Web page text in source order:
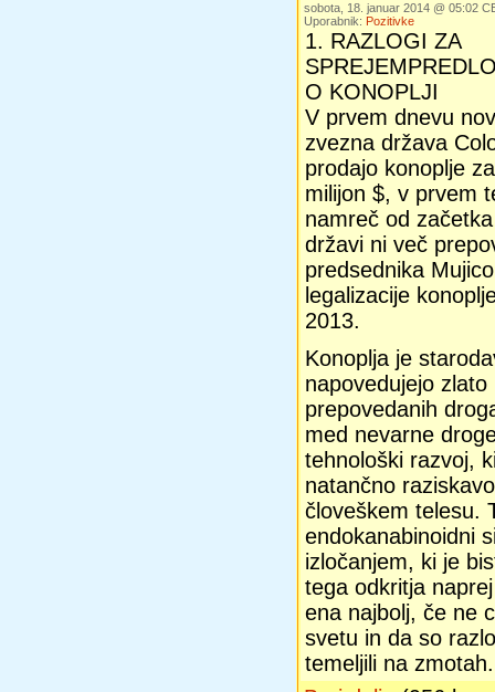
sobota, 18. januar 2014 @ 05:02
Uporabnik: Pozitivke
1. RAZLOGI ZA
SPREJEM
O KONOPLJI
V prvem dnevu
zvezna država
prodajo konoplje
milijon $, v prvem
namreč od
državi ni več
predsednika
legalizacije
2013.
Konoplja je
napovedujejo
prepovedanih
med nevarne
tehnološki razvoj,
natančno
človeškem telesu.
endokanabinoidni
izločanjem, ki je
tega odkritja
ena najbolj, če ne
svetu in da so
temeljili na zmotah.